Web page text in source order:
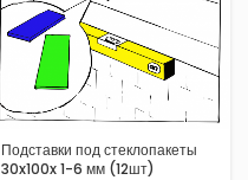
Подставки под стеклопакеты
30x100x 1-6 мм (12шт)